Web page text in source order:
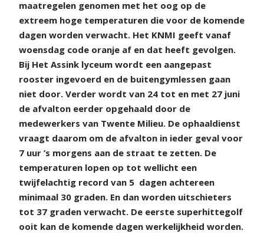
maatregelen genomen met het oog op de
extreem hoge temperaturen die voor de komende
dagen worden verwacht. Het KNMI geeft vanaf
woensdag code oranje af en dat heeft gevolgen.
Bij Het Assink lyceum wordt een aangepast
rooster ingevoerd en de buitengymlessen gaan
niet door. Verder wordt van 24 tot en met 27 juni
de afvalton eerder opgehaald door de
medewerkers van Twente Milieu. De ophaaldienst
vraagt daarom om de afvalton in ieder geval voor
7 uur ’s morgens aan de straat te zetten. De
temperaturen lopen op tot wellicht een
twijfelachtig record van 5 dagen achtereen
minimaal 30 graden. En dan worden uitschieters
tot 37 graden verwacht. De eerste superhittegolf
ooit kan de komende dagen werkelijkheid worden.